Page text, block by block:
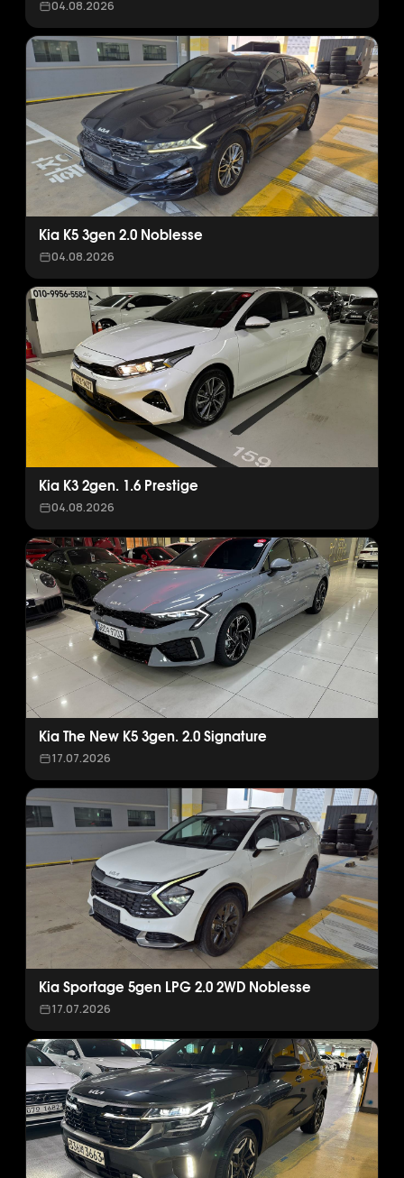
04.08.2026
Kia K5 3gen 2.0 Noblesse
04.08.2026
Kia K3 2gen. 1.6 Prestige
04.08.2026
Kia The New K5 3gen. 2.0 Signature
17.07.2026
Kia Sportage 5gen LPG 2.0 2WD Noblesse
17.07.2026